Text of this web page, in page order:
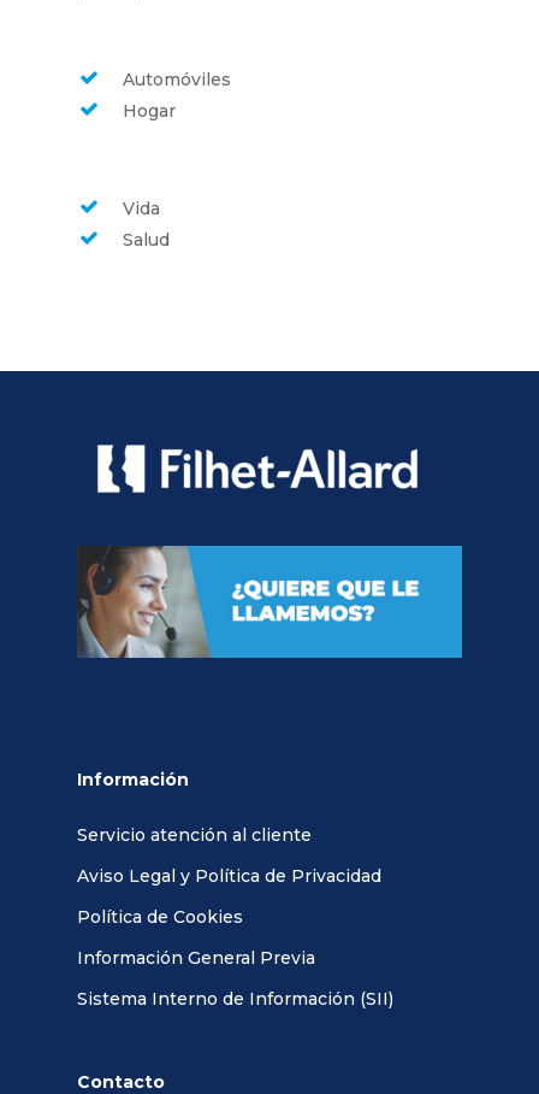
Automóviles
Hogar
Vida
Salud
Información
Servicio atención al cliente
Aviso Legal y Política de Privacidad
Política de Cookies
Información General Previa
Sistema Interno de Información (SII)
Contacto